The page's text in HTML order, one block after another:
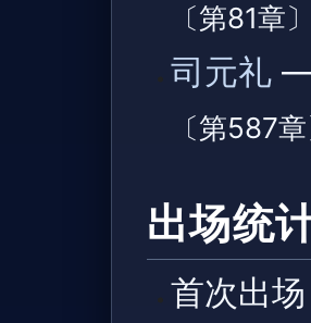
〔第81章
司元礼
〔第587
出场统
首次出